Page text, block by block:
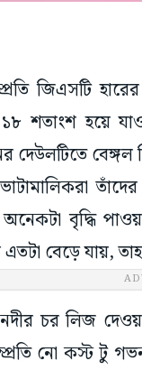
জিএসটি
শতাংশ হয়ে
দেউলটিতে
বৃদ্ধি
বেড়ে যায়,
চর লিজ
নো কস্ট টু